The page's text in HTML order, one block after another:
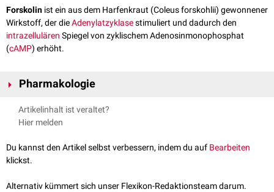
Forskolin ist ein aus dem Harfenkraut (Coleus forskohlii) gewonnener
Wirkstoff, der dieAdenylatzyklasestimuliert und dadurch den
intrazellulären Spiegel von zyklischem Adenosinmonophosphat
(cAMP) erhöht.
Pharmakologie
Chemisch gesehen handelt es sich bei Forskolin um ein
Labdan-Typ. Die Wirkungen von Forskolin beim Menschen befinden sich
dadurch blutdrucksenkend. Beim Glaukom
kann Forskolin den
intraokulären
Druck senken, da es Enzyme stimuliert, die für den
Eine weitere interessante Indikation ist dietopischeAnwendung auf der
Artikelinhalt ist veraltet?
Hier melden
Du kannst den Artikel selbst verbessern, indem du auf Bearbeiten
klickst.
Alternativ kümmert sich unser Flexikon-Redaktionsteam darum.